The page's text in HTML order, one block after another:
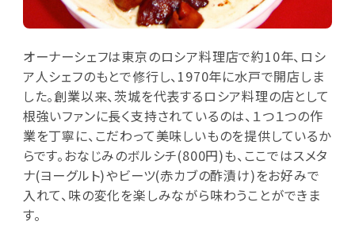
オーナーシェフは東京のロシア料理店で約10年、ロシ
ア人シェフのもとで修行し、1970年に水戸で開店しま
した。創業以来、茨城を代表するロシア料理の店として
根強いファンに長く支持されているのは、１つ１つの作
業を丁寧に、こだわって美味しいものを提供しているか
らです。おなじみのボルシチ(800円)も、ここではスメタ
ナ(ヨーグルト)やビーツ(赤カブの酢漬け)をお好みで
入れて、味の変化を楽しみながら味わうことができま
す。